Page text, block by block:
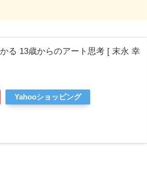
る 13歳からのアート思考 [ 末永 幸
Yahooショッピング